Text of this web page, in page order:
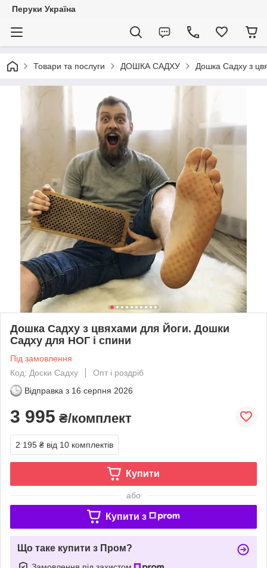
Перуки Україна
Товари та послуги ДОШКА САДХУ Дошка Садху з
Дошка Садху з цвяхами для Йоги. Дошки
Садху для НОГ і спини
Під замовлення
Код: Доски Садху
Опт і роздріб
Відправка з 16 серпня 2026
3 995 ₴/комплект
2 195 ₴ від 10 комплектів
Купити
або
Купити з
Що таке купити з Пром?